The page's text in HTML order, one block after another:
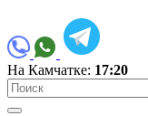
На Камчатке: 17:20